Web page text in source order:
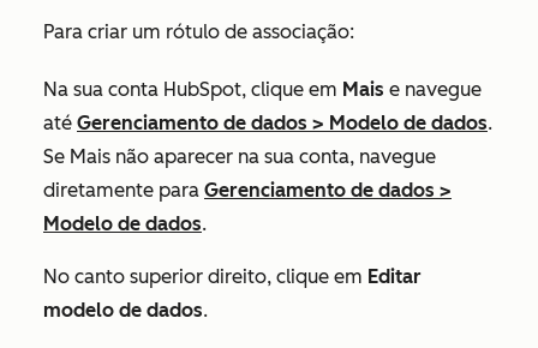
Para criar um rótulo de associação:
Na sua conta HubSpot, clique em Mais e navegue
até Gerenciamento de dados > Modelo de dados.
Se Mais não aparecer na sua conta, navegue
diretamente para Gerenciamento de dados >
Modelo de dados.
No canto superior direito, clique em Editar
modelo de dados.